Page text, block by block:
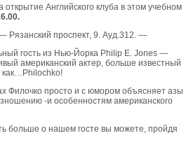
Английского клуба в этом учебном
Рязанский проспект, 9. Ауд.312. —
гость из Нью-Йорка Philip E. Jones —
американский актер, больше известный
как…Philochko!
Филочко просто и с юмором объясняет азы
-и особенностям американского
больше о нашем госте вы можете, пройдя